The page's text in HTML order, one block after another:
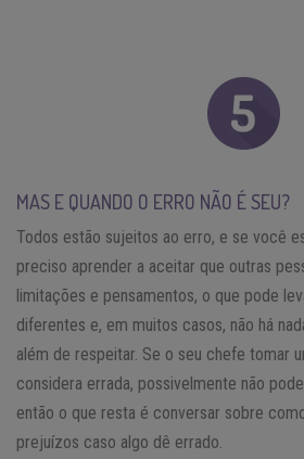
MAS E QUANDO O ERRO NÃO É SEU?
Todos estão sujeitos ao erro, e se você
preciso aprender a aceitar que outras
limitações e pensamentos, o que pode
diferentes e, em muitos casos, não há
além de respeitar. Se o seu chefe tomar
considera errada, possivelmente não
então o que resta é conversar sobre
prejuízos caso algo dê errado.